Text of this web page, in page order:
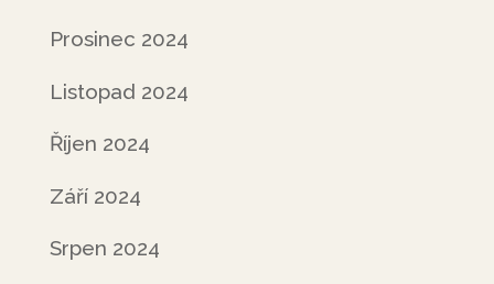
Prosinec 2024
Listopad 2024
Říjen 2024
Září 2024
Srpen 2024